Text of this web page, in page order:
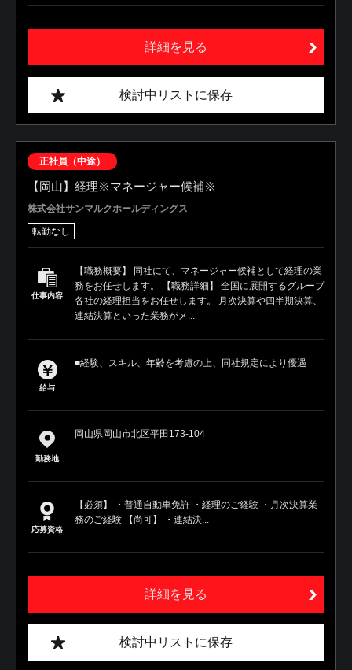
詳細を見る
検討中リストに保存
正社員（中途）
【岡山】経理※マネージャー候補※
株式会社サンマルクホールディングス
転勤なし
仕事内容
【職務概要】 同社にて、マネージャー候補として経理の業
務をお任せします。 【職務詳細】 全国に展開するグループ
各社の経理担当をお任せします。 月次決算や四半期決算、
連結決算といった業務がメ...
給与
■経験、スキル、年齢を考慮の上、同社規定により優遇
勤務地
岡山県岡山市北区平田173-104
応募資格
【必須】 ・普通自動車免許 ・経理のご経験 ・月次決算業
務のご経験 【尚可】 ・連結決...
詳細を見る
検討中リストに保存